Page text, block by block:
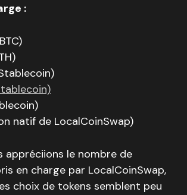
:
natif de LocalCoinSwap)
appréciions le nombre de
en charge par LocalCoinSwap,
choix de tokens semblent peu